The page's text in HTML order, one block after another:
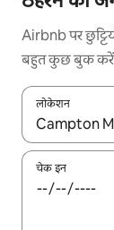
Airbnb पर
बहुत कुछ बुक करें
लोकेशन
नतीजों के
चेक इन